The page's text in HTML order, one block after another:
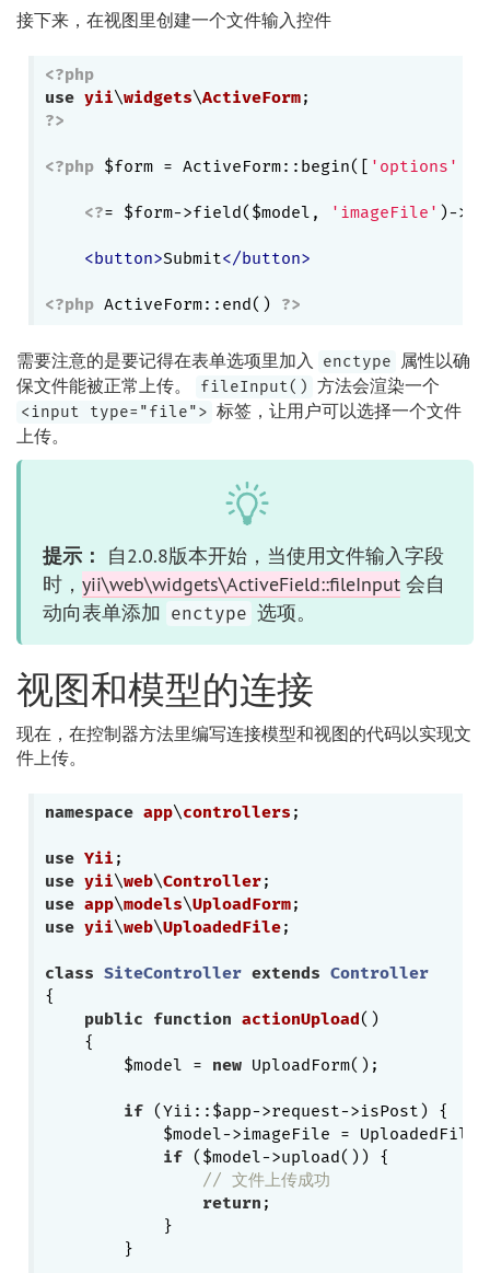
接下来，在视图里创建一个文件输入控件
<?php
use yii\widgets\ActiveForm
?>
<?php $form = ActiveForm::begin([ 'options'
<?= $form->field($model, 'imageFile' )-
<button>Submit</button>
<?php ActiveForm::end() ?>
需要注意的是要记得在表单选项里加入 enctype
属性以确
保文件能被正常上传。
fileInput() 方法会渲染一个
<input type="file"> 标签，让用户可以选择一个文件
上传。
提示： 自2.0.8版本开始，当使用文件输入字段
时， yii\web\widgets\ActiveField::fileInput 会自
动向表单添加
enctype 选项。
视图和模型的连接
现在，在控制器方法里编写连接模型和视图的代码以实现文
件上传。
namespace app\controllers ;
use Yii
use yii\web\Controller
use app\models\UploadForm
use yii\web\UploadedFile;
class SiteController extends Controller
{
public
function actionUpload()
{
        $model =
new UploadForm();
if (Yii::$app->request->isPost) {
$model->imageFile =
if ($model->upload()) {
// 文件上传成功
return ;
            }
        }